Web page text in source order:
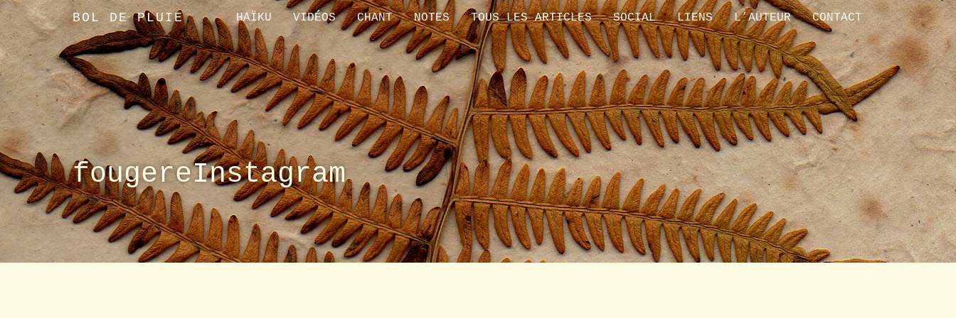
BOL DE PLUIE HAÏKU VIDÉOS CHANT NOTES TOUS LES ARTICLES SOCIAL LIENS L’AUTEUR CONTACT
fougereInstagram